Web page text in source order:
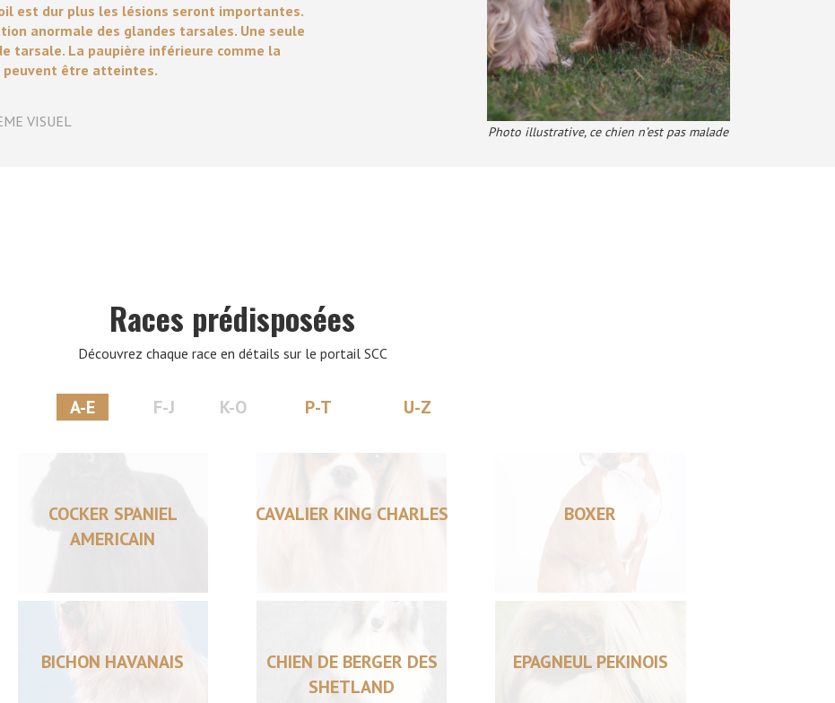
VERS LE SITE SCC.ASSO.FR
est dur plus les lésions seront importantes.
anormale des glandes tarsales. Une seule
tarsale. La paupière inférieure comme la
peuvent être atteintes.
VISUEL
Photo illustrative, ce chien n’est pas malade
Races prédisposées
Découvrez chaque race en détails sur le portail SCC
A-E F-J K-O P-T U-Z
COCKER SPANIEL
AMERICAIN
CAVALIER KING CHARLES BOXER
BICHON HAVANAIS
CHIEN DE BERGER DES
SHETLAND
EPAGNEUL PEKINOIS